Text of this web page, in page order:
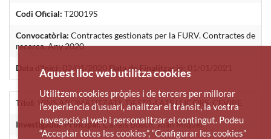
Codi Oficial: T20019S
Convocatòria: Contractes gestionats per la FURV. Contractes de
recerca. Any 2020
Data d'Inici: 02/01/2020 Data de Finalització:
Títol: VINS AROMATITZATS, DESTIL·LATS I LICORS_CEVIPE
Investigador Principal:Canals Bosch, Joan Miquel
Aquest lloc web utilitza cookies
Utilitzem cookies pròpies i de tercers per millorar
l’experiència d’usuari, analitzar el trànsit, la vostra
navegació al web i personalitzar el contingut. Podeu
“Acceptar totes les cookies”, “Configurar les cookies”